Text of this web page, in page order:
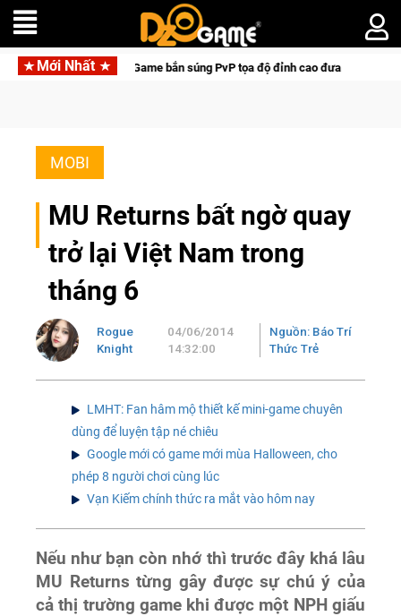
Mới Nhất
Medal Hunter: Game bắn súng PvP tọa độ đỉnh cao đưa bạn vào các chiến
MOBI
MU Returns bất ngờ quay
trở lại Việt Nam trong
tháng 6
Rogue
Knight
04/06/2014
14:32:00
Nguồn: Báo Trí
Thức Trẻ
LMHT: Fan hâm mộ thiết kế mini-game chuyên
dùng để luyện tập né chiêu
Google mới có game mới mùa Halloween, cho
phép 8 người chơi cùng lúc
Vạn Kiếm chính thức ra mắt vào hôm nay
Nếu như bạn còn nhớ thì trước đây khá lâu
MU Returns từng gây được sự chú ý của
cả thị trường game khi được một NPH giấu